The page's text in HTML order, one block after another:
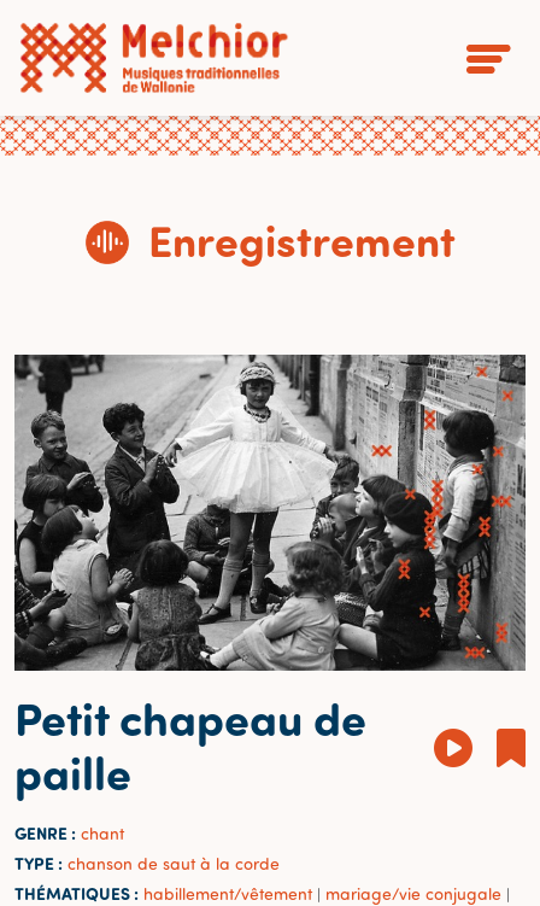
Enregistrement
Petit chapeau de
paille
GENRE : chant
TYPE : chanson de saut à la corde
THÉMATIQUES : habillement/vêtement | mariage/vie conjugale |